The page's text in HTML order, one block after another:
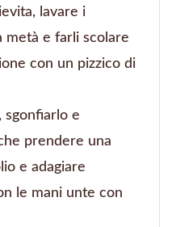
lavare i
metà e farli scolare
con un pizzico di
sgonfiarlo e
prendere una
e adagiare
le mani unte con